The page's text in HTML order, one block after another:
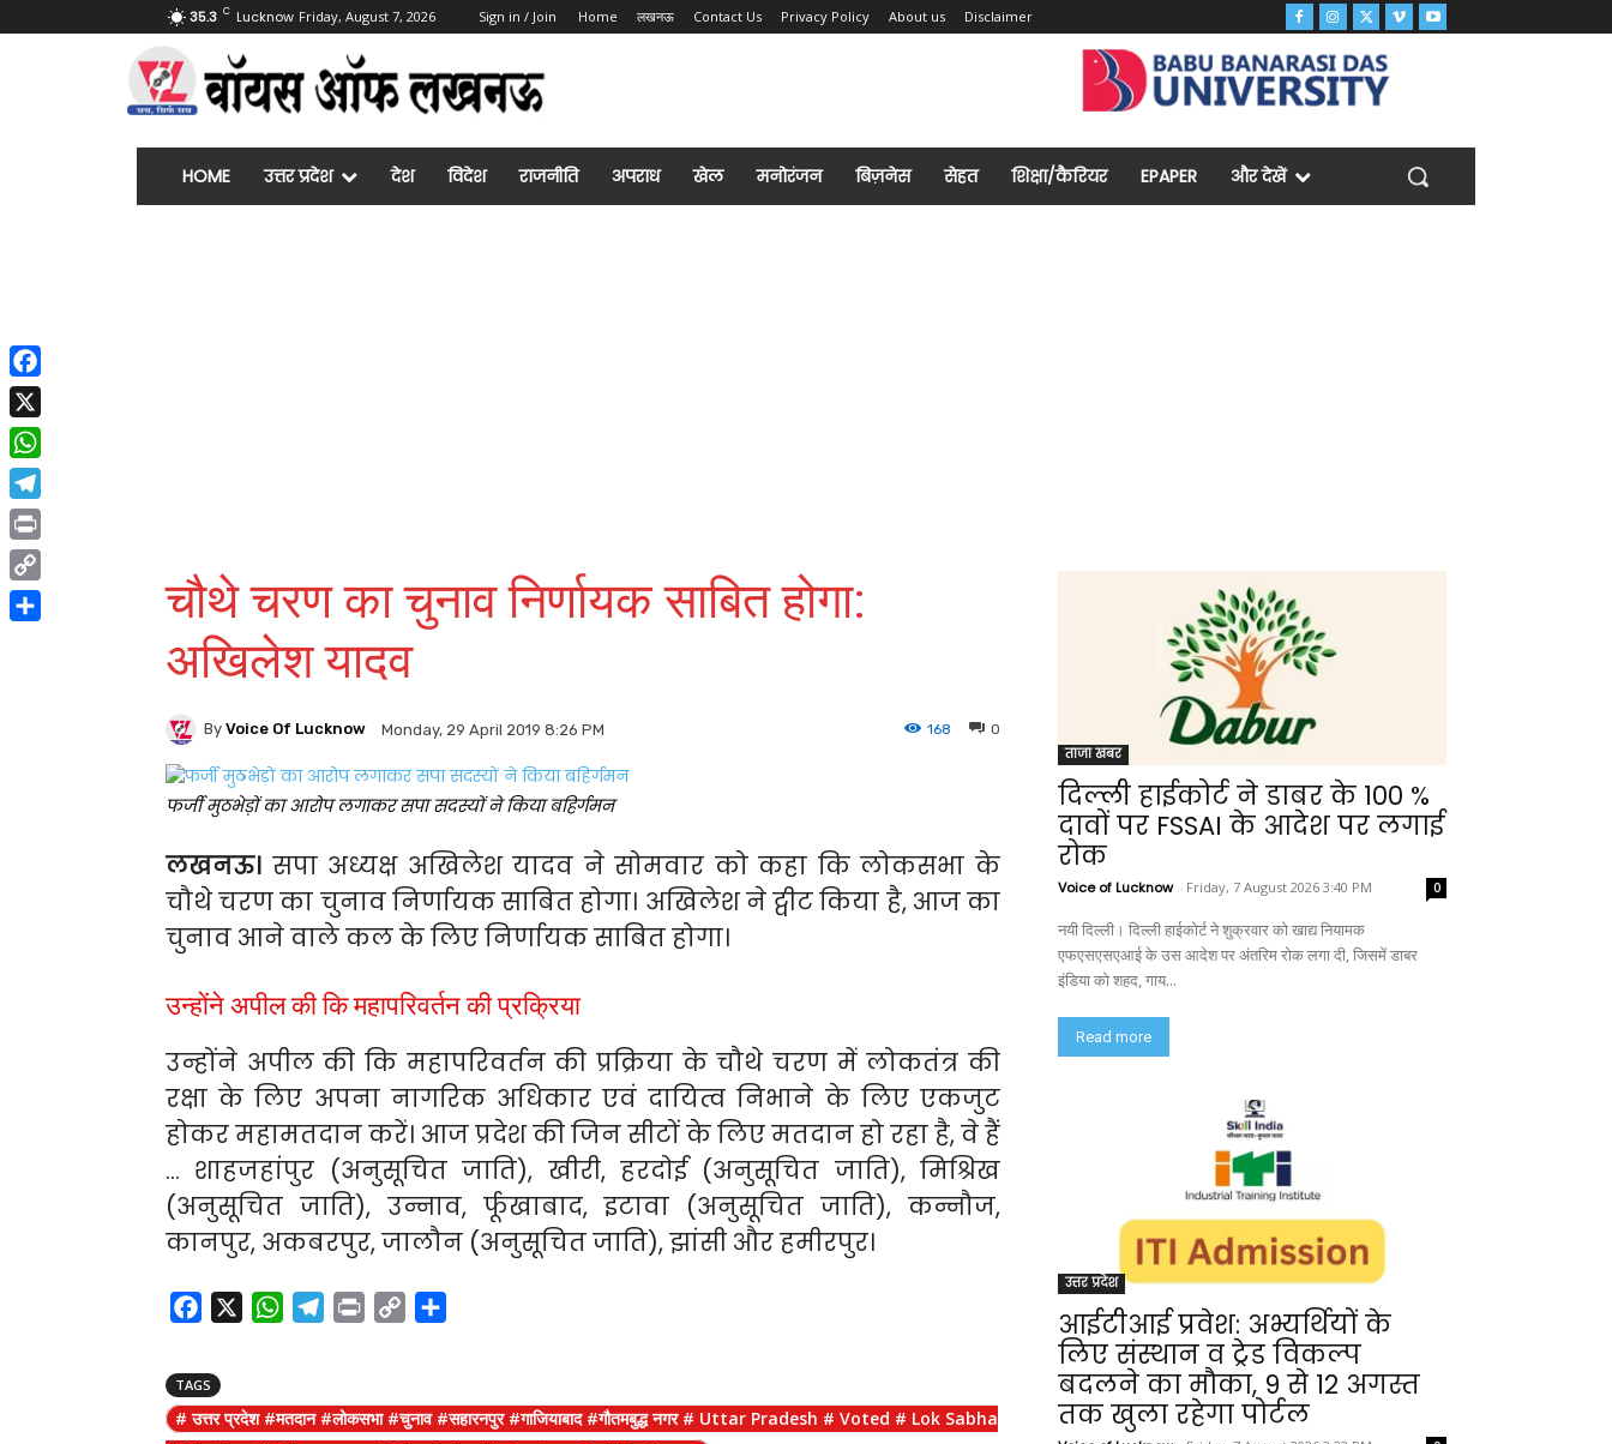
35.3 C Lucknow Friday, August 7, 2026 Sign in / Join Home लखनऊ Contact Us Privacy Policy About us Disclaimer
HOME उत्तर प्रदेश देश विदेश राजनीति अपराध खेल मनोरंजन बिज़नेस सेहत शिक्षा/कैरियर EPAPER और देखें
चौथे चरण का चुनाव निर्णायक साबित होगा:
अखिलेश यादव
By Voice Of Lucknow Monday, 29 April 2019 8:26 PM 0
168
फर्जी मुठभेड़ों का आरोप लगाकर सपा सदस्यों ने किया बहिर्गमन
लखनऊ। सपा अध्यक्ष अखिलेश यादव ने सोमवार को कहा कि लोकसभा के
चौथे चरण का चुनाव निर्णायक साबित होगा। अखिलेश ने ट्वीट किया है, आज का
चुनाव आने वाले कल के लिए निर्णायक साबित होगा।
उन्होंने अपील की कि महापरिवर्तन की प्रक्रिया
उन्होंने अपील की कि महापरिवर्तन की प्रक्रिया के चौथे चरण में लोकतंत्र की
रक्षा के लिए अपना नागरिक अधिकार एवं दायित्व निभाने के लिए एकजुट
होकर महामतदान करें। आज प्रदेश की जिन सीटों के लिए मतदान हो रहा है, वे हैं
… शाहजहांपुर (अनुसूचित जाति), खीरी, हरदोई (अनुसूचित जाति), मिश्रिख
(अनुसूचित जाति), उन्नाव, र्फूखाबाद, इटावा (अनुसूचित जाति), कन्नौज,
कानपुर, अकबरपुर, जालौन (अनुसूचित जाति), झांसी और हमीरपुर।
c
e
b
W
t
s
e
g
n
t
y
L
r
e
TAGS
# उत्तर प्रदेश #मतदान #लोकसभा #चुनाव #सहारनपुर #गाजियाबाद #गौतमबुद्ध नगर # Uttar Pradesh # Voted # Lok Sabha
ताजा खबर
दिल्ली हाईकोर्ट ने डाबर के 100 %
दावों पर FSSAI के आदेश पर लगाई
रोक
Voice of Lucknow - Friday, 7 August 2026 3:40 PM 0
नयी दिल्ली। दिल्ली हाईकोर्ट ने शुक्रवार को खाद्य नियामक
एफएसएसएआई के उस आदेश पर अंतरिम रोक लगा दी, जिसमें डाबर
इंडिया को शहद, गाय...
Read more
उत्तर प्रदेश
आईटीआई प्रवेश: अभ्यर्थियों के
लिए संस्थान व ट्रेड विकल्प
बदलने का मौका, 9 से 12 अगस्त
तक खुला रहेगा पोर्टल
Facebook
X
WhatsApp
Telegram
Print
Copy
Link